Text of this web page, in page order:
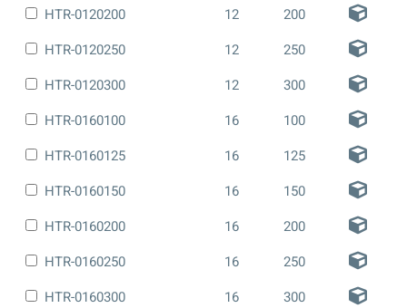
HTR-0120200
12
200
HTR-0120250
12
250
HTR-0120300
12
300
HTR-0160100
16
100
HTR-0160125
16
125
HTR-0160150
16
150
HTR-0160200
16
200
HTR-0160250
16
250
HTR-0160300
16
300